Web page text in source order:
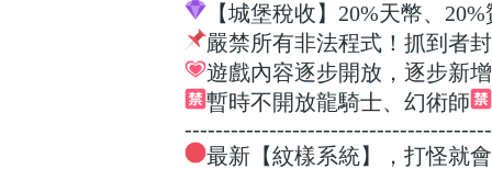
【城堡稅收】20%天幣、
嚴禁所有非法程式！抓到者
遊戲內容逐步開放，逐步新增
暫時不開放龍騎士、幻術師
最新【紋樣系統】，打怪就